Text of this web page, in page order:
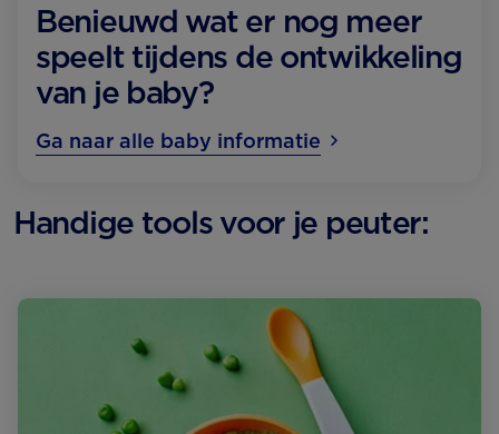
Benieuwd wat er nog meer
speelt tijdens de ontwikkeling
van je baby?
Ga naar alle baby informatie
Handige tools voor je peuter: